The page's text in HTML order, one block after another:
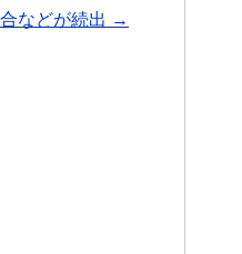
などが続出 →